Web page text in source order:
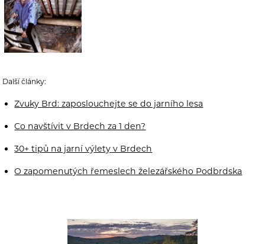
Další články:
Zvuky Brd: zaposlouchejte se do jarního lesa
Co navštívit v Brdech za 1 den?
30+ tipů na jarní výlety v Brdech
O zapomenutých řemeslech železářského Podbrdska